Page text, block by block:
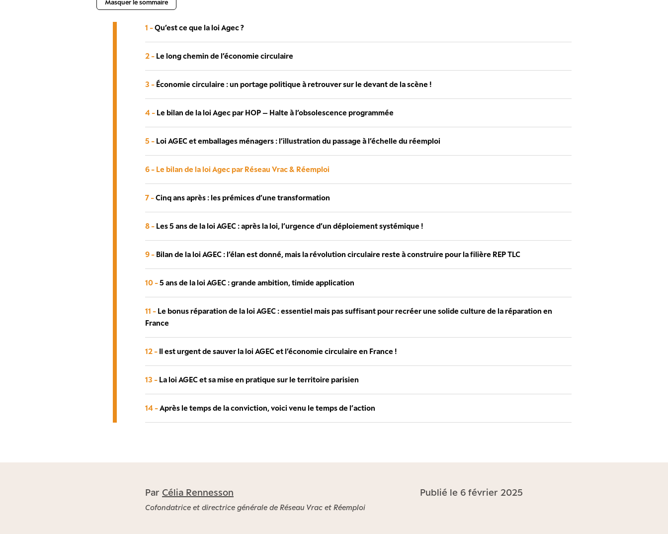
Masquer le sommaire
1 -Qu’est ce que la loi Agec ?
2 - Le long chemin de l’économie circulaire
3 - Économie circulaire : un portage politique à retrouver sur le devant de la scène !
4 - Le bilan de la loi Agec par HOP – Halte à l’obsolescence programmée
5 - Loi AGEC et emballages ménagers : l’illustration du passage à l’échelle du réemploi
6 - Le bilan de la loi Agec par Réseau Vrac & Réemploi
7 -Cinq ans après : les prémices d’une transformation
8 - Les 5 ans de la loi AGEC : après la loi, l’urgence d’un déploiement systémique !
9 - Bilan de la loi AGEC : l’élan est donné, mais la révolution circulaire reste à construire pour la filière REP TLC
10 -5 ans de la loi AGEC : grande ambition, timide application
11 - Le bonus réparation de la loi AGEC : essentiel mais pas suffisant pour recréer une solide culture de la réparation en
France
12 - Il est urgent de sauver la loi AGEC et l’économie circulaire en France !
13 - La loi AGEC et sa mise en pratique sur le territoire parisien
14 -Après le temps de la conviction, voici venu le temps de l’action
Publié le 6 février 2025
Par Célia Rennesson
Cofondatrice et directrice générale de Réseau Vrac et Réemploi